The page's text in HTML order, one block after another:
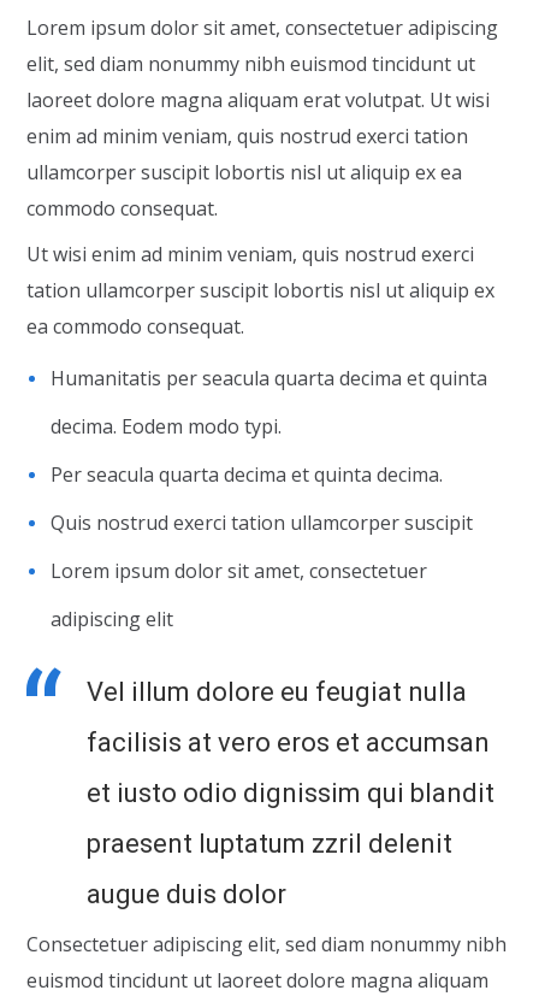
Lorem ipsum dolor sit amet, consectetuer adipiscing
elit, sed diam nonummy nibh euismod tincidunt ut
laoreet dolore magna aliquam erat volutpat. Ut wisi
enim ad minim veniam, quis nostrud exerci tation
ullamcorper suscipit lobortis nisl ut aliquip ex ea
commodo consequat.
Ut wisi enim ad minim veniam, quis nostrud exerci
tation ullamcorper suscipit lobortis nisl ut aliquip ex
ea commodo consequat.
Humanitatis per seacula quarta decima et quinta
decima. Eodem modo typi.
Per seacula quarta decima et quinta decima.
Quis nostrud exerci tation ullamcorper suscipit
Lorem ipsum dolor sit amet, consectetuer
adipiscing elit
Vel illum dolore eu feugiat nulla
facilisis at vero eros et accumsan
et iusto odio dignissim qui blandit
praesent luptatum zzril delenit
augue duis dolor
Consectetuer adipiscing elit, sed diam nonummy nibh
euismod tincidunt ut laoreet dolore magna aliquam